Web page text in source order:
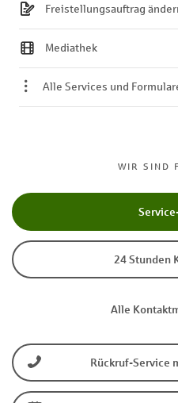
WIR SIND
24 Stunden
Alle
Rückruf-Service
Freistellungsauftrag
Mediathek
Alle Services und